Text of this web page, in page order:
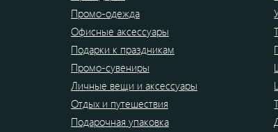
Промо-одежда
Офисные аксессуары
Подарки к праздникам
Промо-сувениры
Личные вещи и аксессуары
Отдых и путешествия
Подарочная упаковка